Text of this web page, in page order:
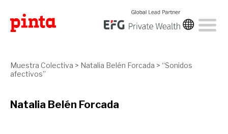
Muestra Colectiva > Natalia Belén Forcada > “Sonidos
afectivos”
Natalia Belén Forcada